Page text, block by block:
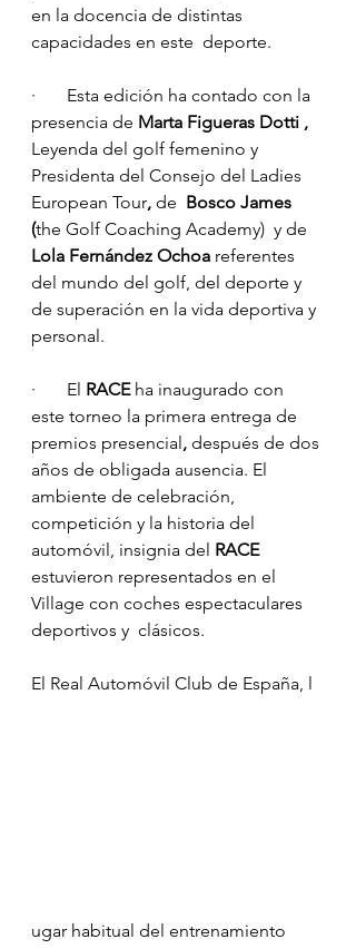
en la docencia de distintas
capacidades en este  deporte.
·       Esta edición ha contado con la
presencia de Marta Figueras Dotti ,
Leyenda del golf femenino y
Presidenta del Consejo del Ladies
European Tour, de
  Bosco James
(the Golf Coaching Academy)  y de
Lola Fernández Ochoa referentes
del mundo del golf, del deporte y
de superación en la vida deportiva y
personal.
·       El RACE ha inaugurado con
este torneo la primera entrega de
premios presencial, después de dos
años de obligada ausencia. El
ambiente de celebración,
competición y la historia del
automóvil, insignia del RACE
estuvieron representados en el
Village con coches espectaculares
deportivos y  clásicos.
El Real Automóvil Club de España, l
ugar habitual del entrenamiento